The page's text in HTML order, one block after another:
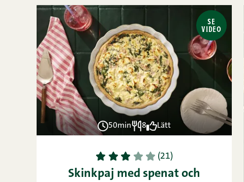
SE
VIDEO
50min 8 Lätt
1 2 3 4 5 (21)
Skinkpaj med spenat och